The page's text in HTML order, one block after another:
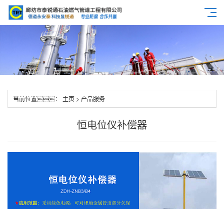
当前位置： 主页 > 产品服务
恒电位仪补偿器